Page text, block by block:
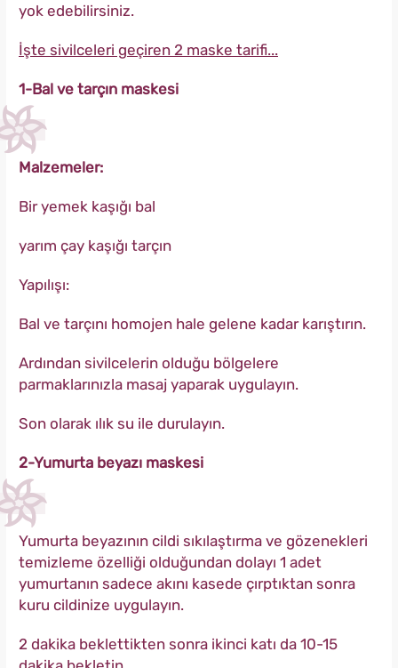
yok edebilirsiniz.
İşte sivilceleri geçiren 2 maske tarifi...
1-Bal ve tarçın maskesi
Malzemeler:
Bir yemek kaşığı bal
yarım çay kaşığı tarçın
Yapılışı:
Bal ve tarçını homojen hale gelene kadar karıştırın.
Ardından sivilcelerin olduğu bölgelere
parmaklarınızla masaj yaparak uygulayın.
Son olarak ılık su ile durulayın.
2-Yumurta beyazı maskesi
Yumurta beyazının cildi sıkılaştırma ve gözenekleri
temizleme özelliği olduğundan dolayı 1 adet
yumurtanın sadece akını kasede çırptıktan sonra
kuru cildinize uygulayın.
2 dakika beklettikten sonra ikinci katı da 10-15